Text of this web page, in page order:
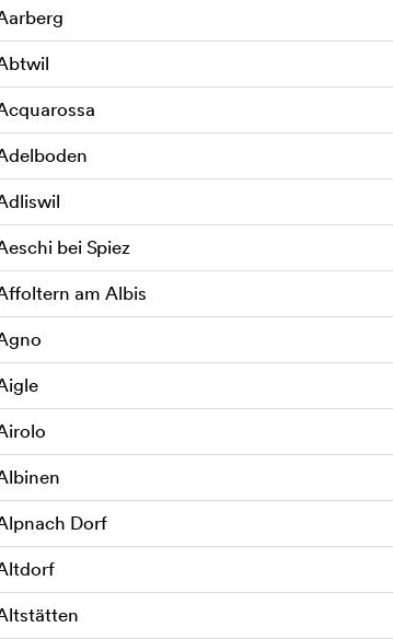
avec la civilisation, jusqu’à ce que des
leurs habitudes et leur territoire ancestral.
bei Spiez
am Albis
Dorf